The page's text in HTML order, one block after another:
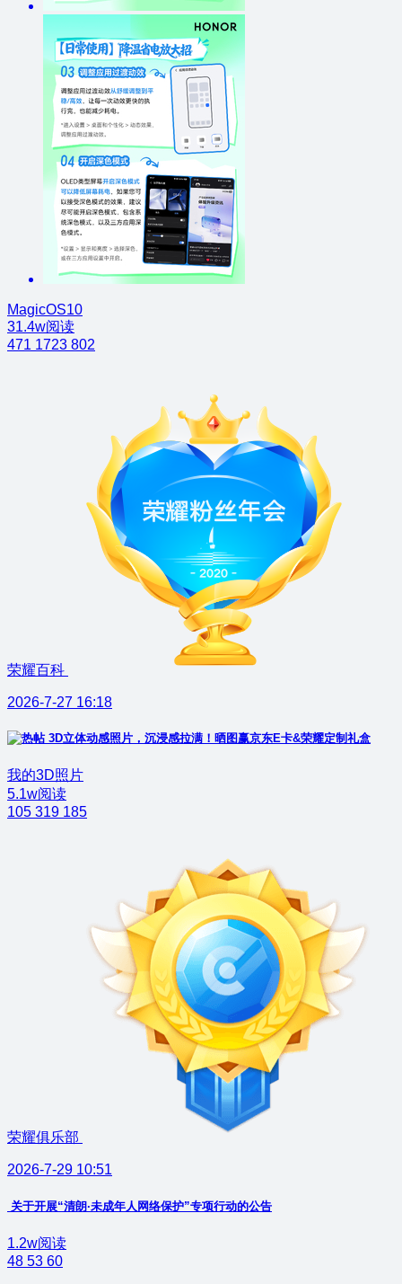
MagicOS10
31.4w阅读
471 1723 802
荣耀百科
2026-7-27 16:18
3D立体动感照片，沉浸感拉满！晒图赢京东E卡&荣耀定制礼盒
我的3D照片
5.1w阅读
105 319 185
荣耀俱乐部
2026-7-29 10:51
关于开展“清朗·未成年人网络保护”专项行动的公告
1.2w阅读
48 53 60